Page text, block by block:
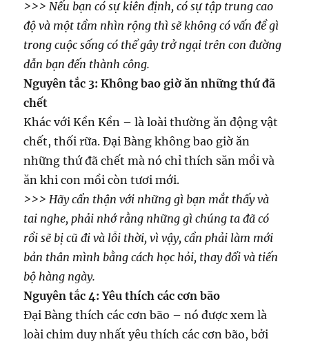
>>> Nếu bạn có sự kiên định, có sự tập trung cao
độ và một tầm nhìn rộng thì sẽ không có vấn đề gì
trong cuộc sống có thể gây trở ngại trên con đường
dẫn bạn đến thành công.
Nguyên tắc 3: Không bao giờ ăn những thứ đã
chết
Khác với Kền Kền – là loài thường ăn động vật
chết, thối rữa. Đại Bàng không bao giờ ăn
những thứ đã chết mà nó chỉ thích săn mồi và
ăn khi con mồi còn tươi mới.
>>> Hãy cẩn thận với những gì bạn mắt thấy và
tai nghe, phải nhớ rằng những gì chúng ta đã có
rồi sẽ bị cũ đi và lỗi thời, vì vậy, cần phải làm mới
bản thân mình bằng cách học hỏi, thay đổi và tiến
bộ hàng ngày.
Nguyên tắc 4: Yêu thích các cơn bão
Đại Bàng thích các cơn bão – nó được xem là
loài chim duy nhất yêu thích các cơn bão, bởi